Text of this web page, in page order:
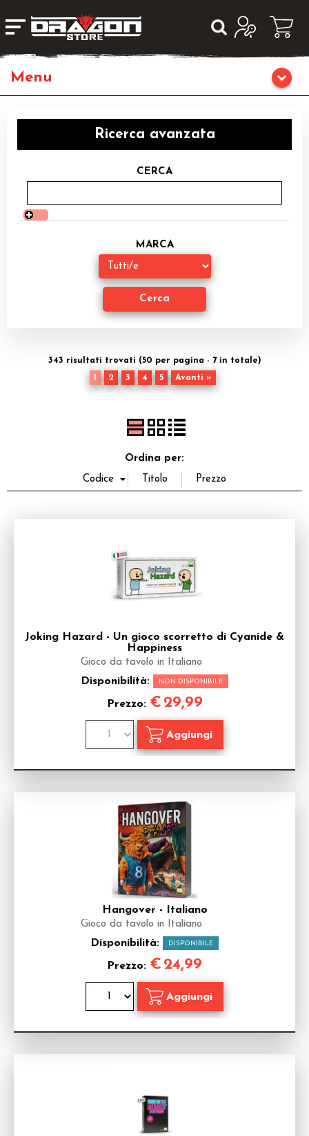
Giochi di Ruolo
Librigame
Editoria
Giochi di Carte Collezionabili
Accessori
Giocattoli e Gadget
Ricerca avanzata
CERCA
MARCA
343 risultati trovati (50 per pagina - 7 in totale)
1
2 3 4 5 Avanti »
Ordina per:
Joking Hazard - Un gioco scorretto di Cyanide &
Happiness
Gioco da tavolo in Italiano
Disponibilità: NON DISPONIBILE
Prezzo: € 29,99
Hangover - Italiano
Gioco da tavolo in Italiano
Disponibilità: DISPONIBILE
Prezzo: € 24,99